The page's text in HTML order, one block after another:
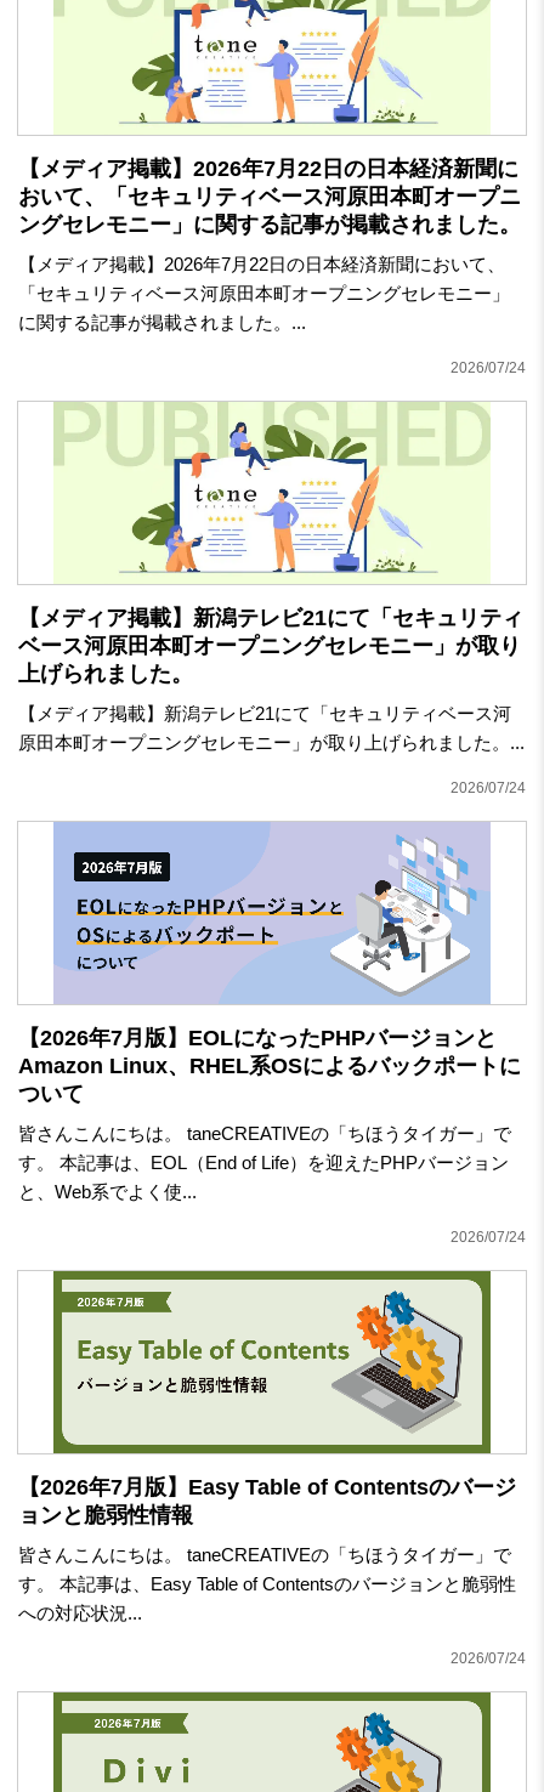
【メディア掲載】2026年7月22日の日本経済新聞に
おいて、「セキュリティベース河原田本町オープニ
ングセレモニー」に関する記事が掲載されました。
【メディア掲載】2026年7月22日の日本経済新聞において、
「セキュリティベース河原田本町オープニングセレモニー」
に関する記事が掲載されました。...
2026/07/24
【メディア掲載】新潟テレビ21にて「セキュリティ
ベース河原田本町オープニングセレモニー」が取り
上げられました。
【メディア掲載】新潟テレビ21にて「セキュリティベース河
原田本町オープニングセレモニー」が取り上げられました。...
2026/07/24
【2026年7月版】EOLになったPHPバージョンと
Amazon Linux、RHEL系OSによるバックポートに
ついて
皆さんこんにちは。 taneCREATIVEの「ちほうタイガー」で
す。 本記事は、EOL（End of Life）を迎えたPHPバージョン
と、Web系でよく使...
2026/07/24
【2026年7月版】Easy Table of Contentsのバージ
ョンと脆弱性情報
皆さんこんにちは。 taneCREATIVEの「ちほうタイガー」で
す。 本記事は、Easy Table of Contentsのバージョンと脆弱性
への対応状況...
2026/07/24